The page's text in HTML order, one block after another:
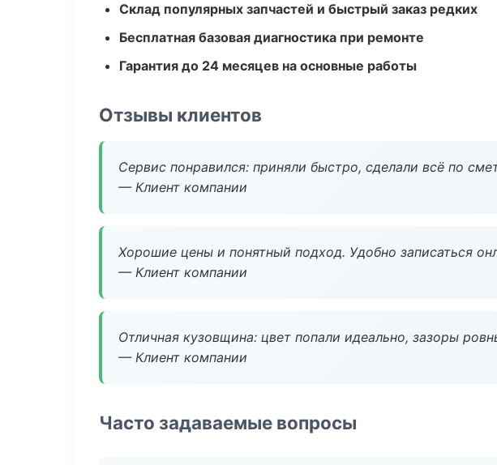
Склад популярных запчастей и быстрый заказ редких
Бесплатная базовая диагностика при ремонте
Гарантия до 24 месяцев на основные работы
Отзывы клиентов
Сервис понравился: приняли быстро, сделали всё по
— Клиент компании
Хорошие цены и понятный подход. Удобно записаться
— Клиент компании
Отличная кузовщина: цвет попали идеально, зазоры
— Клиент компании
Часто задаваемые вопросы